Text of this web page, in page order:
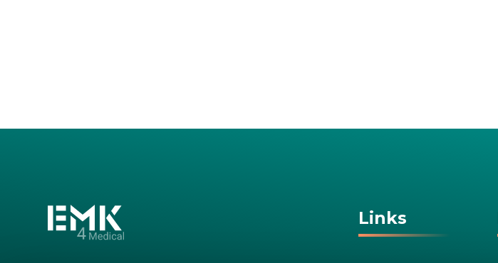
Links